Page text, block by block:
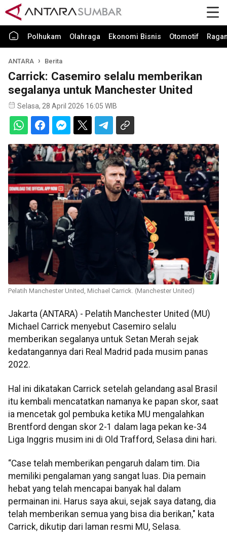
Polhukam Olahraga Ekonomi Bisnis Otomotif
ANTARA Berita
Carrick: Casemiro selalu memberikan
segalanya untuk Manchester United
Selasa, 28 April 2026 16:05 WIB
Pelatih Manchester United, Michael Carrick. (Manchester United)
Jakarta (ANTARA) - Pelatih Manchester United (MU)
Michael Carrick menyebut Casemiro selalu
memberikan segalanya untuk Setan Merah sejak
kedatangannya dari Real Madrid pada musim panas
2022.
Hal ini dikatakan Carrick setelah gelandang asal Brasil
itu kembali mencatatkan namanya ke papan skor, saat
ia mencetak gol pembuka ketika MU mengalahkan
Brentford dengan skor 2-1 dalam laga pekan ke-34
Liga Inggris musim ini di Old Trafford, Selasa dini hari.
“Case telah memberikan pengaruh dalam tim. Dia
memiliki pengalaman yang sangat luas. Dia pemain
hebat yang telah mencapai banyak hal dalam
permainan ini. Harus saya akui, sejak saya datang, dia
telah memberikan semua yang bisa dia berikan," kata
Carrick, dikutip dari laman resmi MU, Selasa.